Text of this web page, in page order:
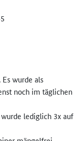
wurde als
noch im täglichen
lediglich 3x auf